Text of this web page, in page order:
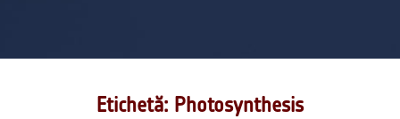
Etichetă: Photosynthesis